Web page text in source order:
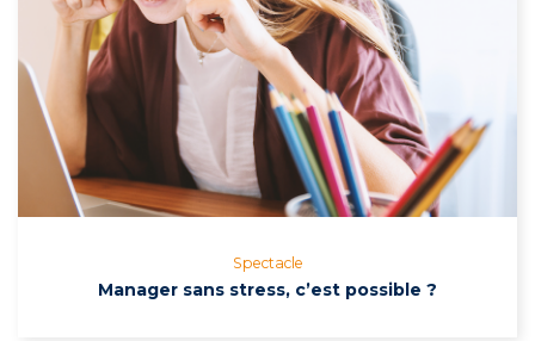
Spectacle
Manager sans stress, c’est possible ?